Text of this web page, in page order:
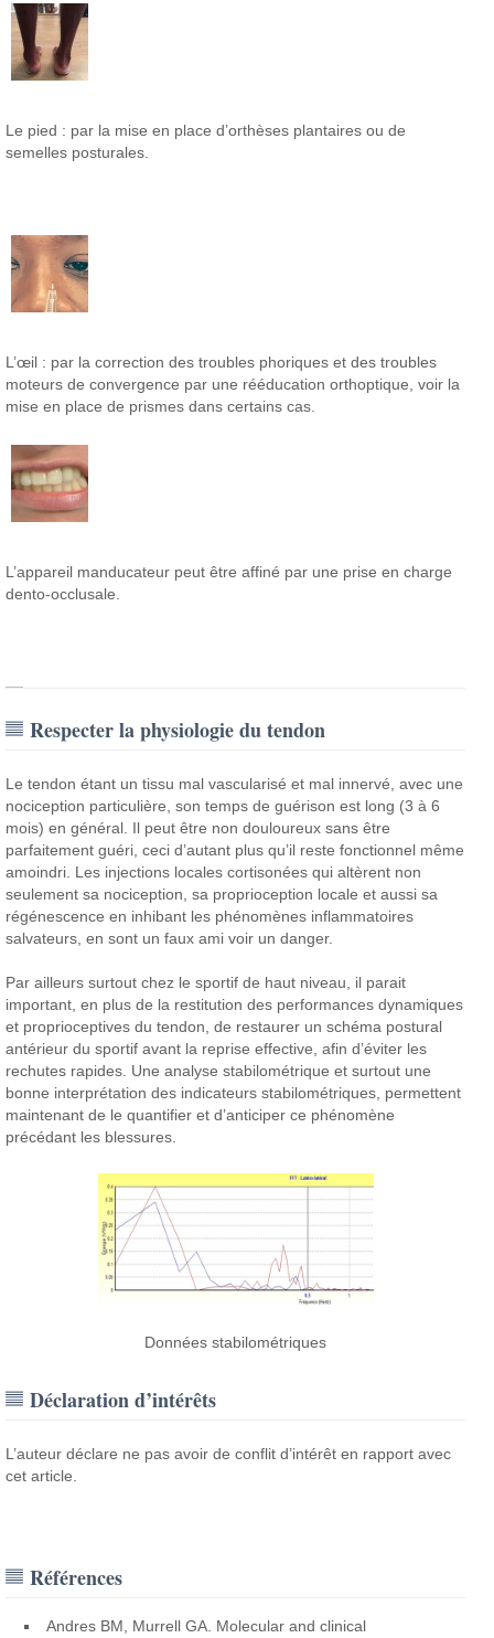
Le pied : par la mise en place d’orthèses plantaires ou de
semelles posturales.
L’œil : par la correction des troubles phoriques et des troubles
moteurs de convergence par une rééducation orthoptique, voir la
mise en place de prismes dans certains cas.
L’appareil manducateur peut être affiné par une prise en charge
dento-occlusale.
Respecter la physiologie du tendon
Le tendon étant un tissu mal vascularisé et mal innervé, avec une
nociception particulière, son temps de guérison est long (3 à 6
mois) en général. Il peut être non douloureux sans être
parfaitement guéri, ceci d’autant plus qu’il reste fonctionnel même
amoindri. Les injections locales cortisonées qui altèrent non
seulement sa nociception, sa proprioception locale et aussi sa
régénescence en inhibant les phénomènes inflammatoires
salvateurs, en sont un faux ami voir un danger.
Par ailleurs surtout chez le sportif de haut niveau, il parait
important, en plus de la restitution des performances dynamiques
et proprioceptives du tendon, de restaurer un schéma postural
antérieur du sportif avant la reprise effective, afin d’éviter les
rechutes rapides. Une analyse stabilométrique et surtout une
bonne interprétation des indicateurs stabilométriques, permettent
maintenant de le quantifier et d’anticiper ce phénomène
précédant les blessures.
Données stabilométriques
Déclaration d’intérêts
L’auteur déclare ne pas avoir de conflit d’intérêt en rapport avec
cet article.
Références
Andres BM, Murrell GA. Molecular and clinical